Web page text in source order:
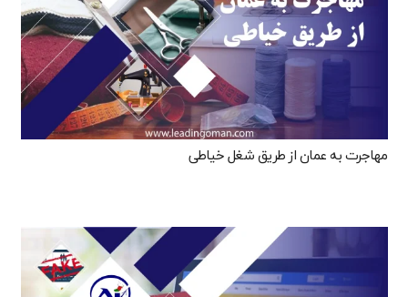
مهاجرت به عمان از طریق شغل خیاطی